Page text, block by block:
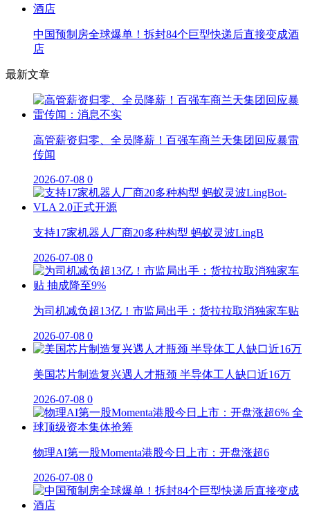
中国预制房全球爆单！拆封84个巨型快递后直接变成酒
店
最新文章
高管薪资归零、全员降薪！百强车商兰天集团回应暴雷
传闻
2026-07-08 0
支持17家机器人厂商20多种构型 蚂蚁灵波LingB
2026-07-08 0
为司机减负超13亿！市监局出手：货拉拉取消独家车贴
2026-07-08 0
美国芯片制造复兴遇人才瓶颈 半导体工人缺口近16万
2026-07-08 0
物理AI第一股Momenta港股今日上市：开盘涨超6
2026-07-08 0